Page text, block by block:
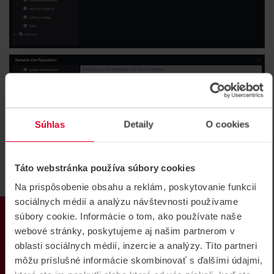
Súhlas Detaily O cookies
Táto webstránka používa súbory cookies
Na prispôsobenie obsahu a reklám, poskytovanie funkcií
sociálnych médií a analýzu návštevnosti používame
súbory cookie. Informácie o tom, ako používate naše
webové stránky, poskytujeme aj našim partnerom v
oblasti sociálnych médií, inzercie a analýzy. Títo partneri
môžu príslušné informácie skombinovať s ďalšími údajmi,
PRODUKTY
Pri vnútornej monitorovej jednotke nastavujeme parameter Call